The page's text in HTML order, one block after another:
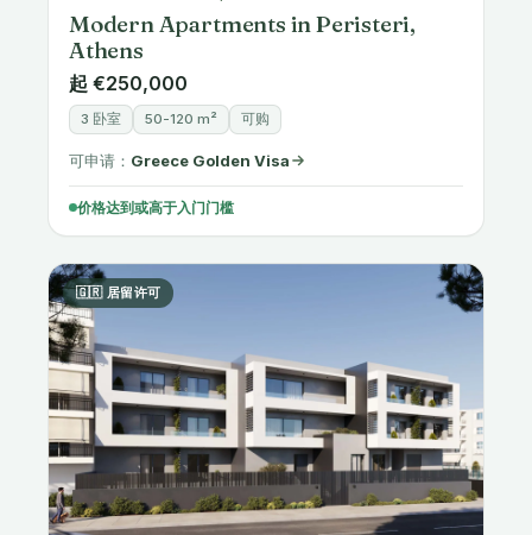
Modern Apartments in Peristeri,
Athens
起 €250,000
3 卧室 50-120 m² 可购
可申请： Greece Golden Visa
价格达到或高于入门门槛
🇬🇷 居留许可